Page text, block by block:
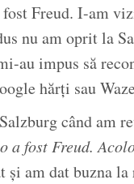
Freud. I-am
nu am oprit la
au impus să
hărți sau
când am
a fost Freud.
și am dat buzna